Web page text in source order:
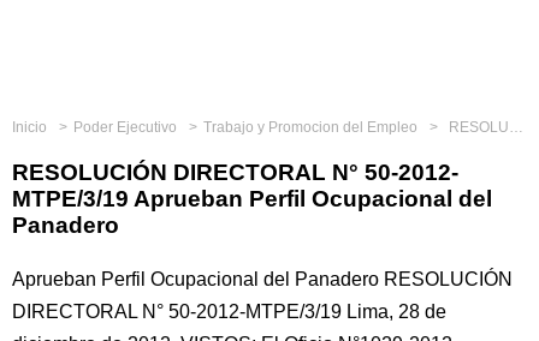
Inicio Poder Ejecutivo Trabajo y Promocion del Empleo RESOLUCIÓN DIRECTORAL N° 50-2012-MTPE/3/19 Aprueban Perfil Ocupacional del Panadero
RESOLUCIÓN DIRECTORAL N° 50-2012-
MTPE/3/19 Aprueban Perfil Ocupacional del
Panadero
Aprueban Perfil Ocupacional del Panadero RESOLUCIÓN
DIRECTORAL N° 50-2012-MTPE/3/19 Lima, 28 de